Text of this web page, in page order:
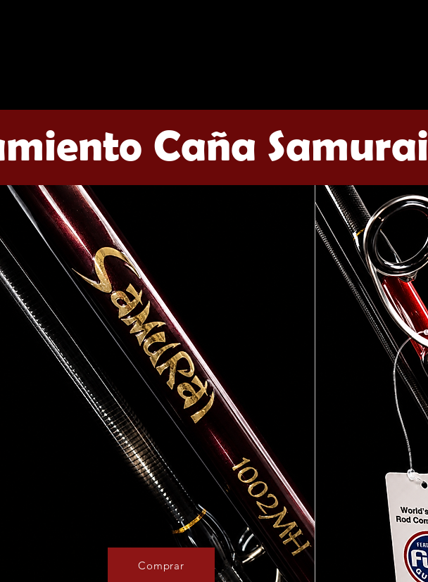
Caña Samurai
Comprar